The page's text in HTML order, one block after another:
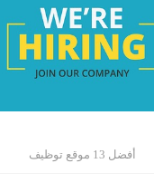
أفضل 13 موقع توظيف